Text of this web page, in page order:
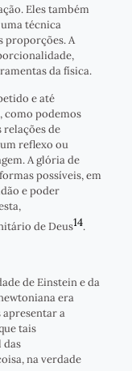
Eles também
técnica
proporções. A
da física.
e até
como podemos
de
reflexo ou
A glória de
possíveis, em
e poder
de Deus14.
de Einstein e da
era
apresentar a
tais
das
na verdade